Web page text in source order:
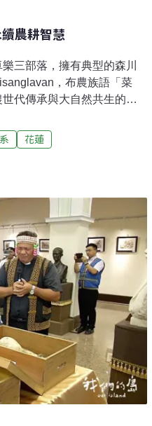
農耕智慧
三部落，擁有典型的森川
，布農族語「菜
代傳承與大自然共生的智
30餘種古老豆類與穀物品
傳統農耕；與部落攜手成
保全活化布農在地傳統智
保育小站舉辦為期2週的特
農豆，保存與生物共榮的
，呈現在地森林、聚落、
菜園裡的寶物，將卓溪土
花蓮